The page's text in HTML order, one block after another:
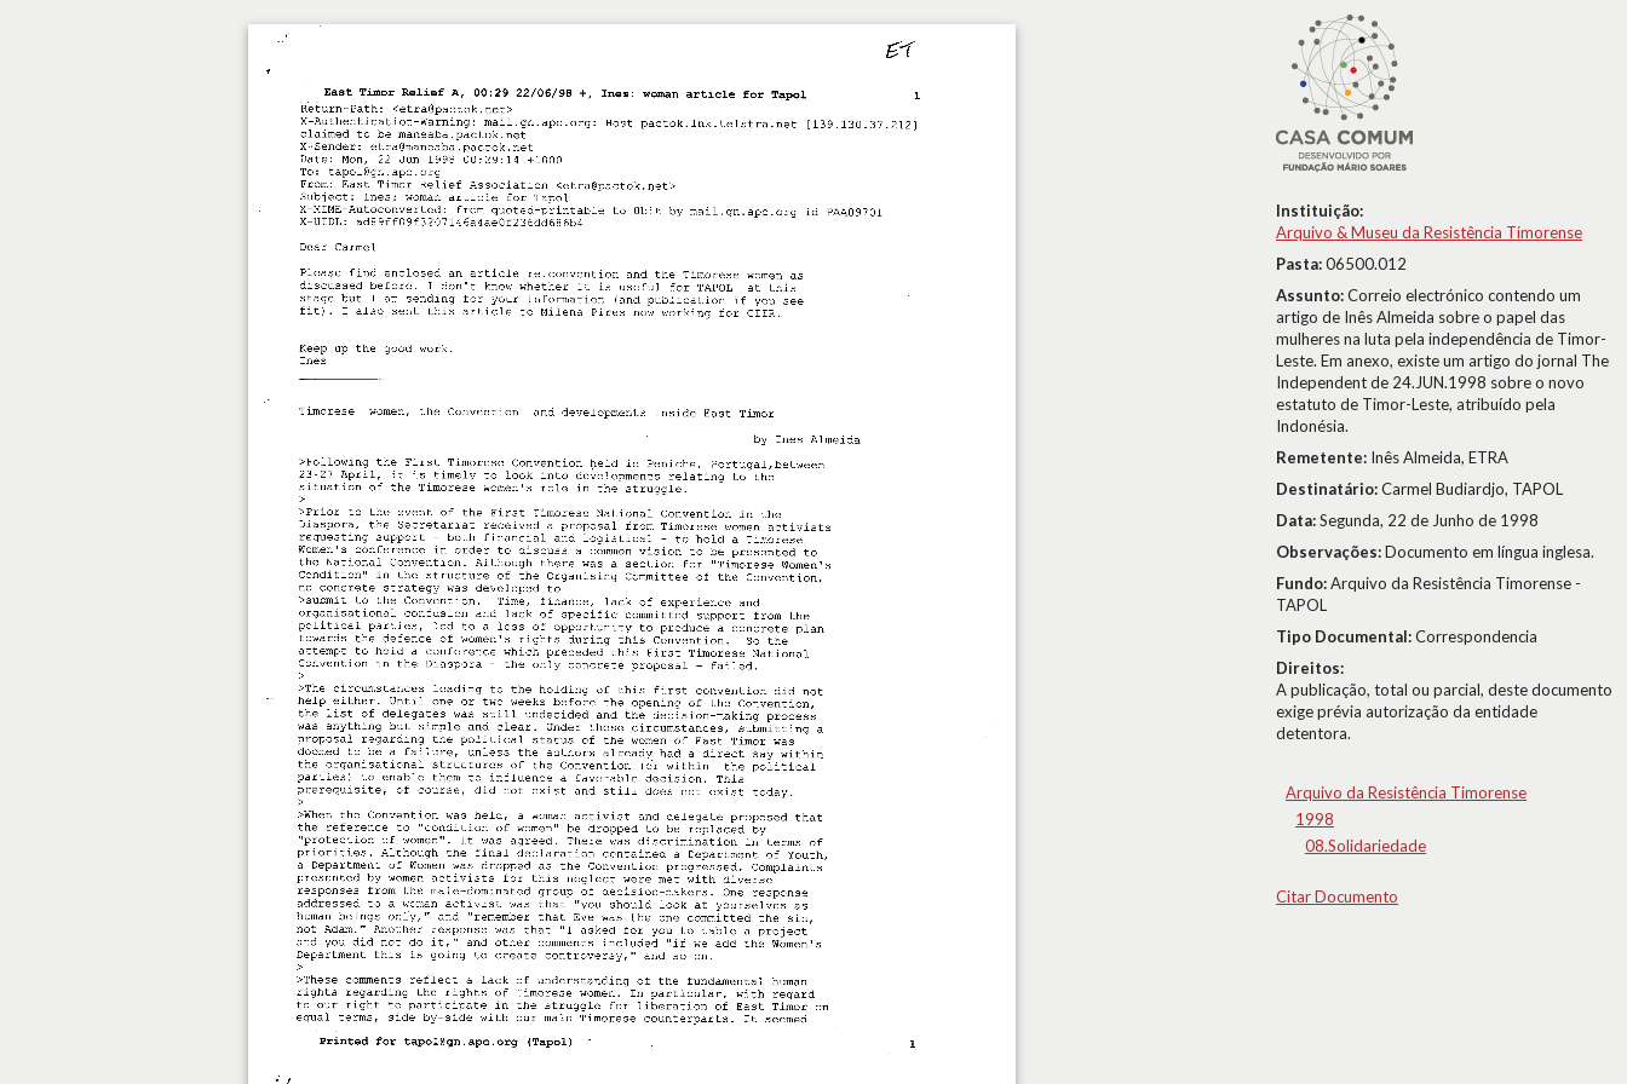
Instituição:
Arquivo & Museu da Resistência Timorense
Pasta:06500.012
Assunto:Correio electrónico contendo um
artigo de Inês Almeida sobre o papel das
mulheres na luta pela independência de Timor-
Leste. Em anexo, existe um artigo do jornal The
Independent de 24.JUN.1998 sobre o novo
estatuto de Timor-Leste, atribuído pela
Indonésia.
Remetente: Inês Almeida, ETRA
Destinatário:Carmel Budiardjo, TAPOL
Data:Segunda, 22 de Junho de 1998
Observações:Documento em língua inglesa.
Fundo:Arquivo da Resistência Timorense -
TAPOL
Tipo Documental:Correspondencia
Direitos:
A publicação, total ou parcial, deste documento
exige prévia autorização da entidade
detentora.
Arquivo da Resistência Timorense
1998
08.Solidariedade
Citar Documento